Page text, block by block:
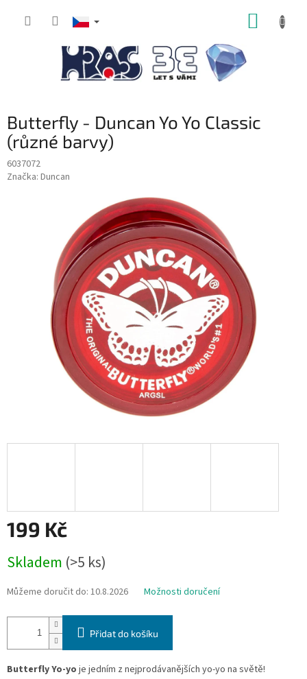
Butterfly - Duncan Yo Yo Classic
(různé barvy)
6037072
Značka: Duncan
199 Kč
cena:
Skladem (>5 ks)
Můžeme doručit do: 10.8.2026 Možnosti doručení
Přidat do košíku
Butterfly Yo-yo je jedním z nejprodávanějších yo-yo na světě!